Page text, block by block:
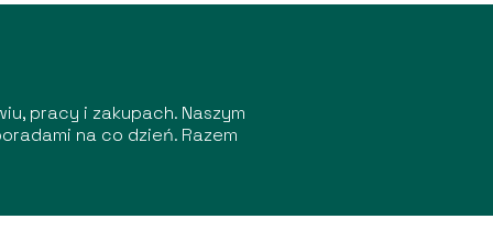
pracy i zakupach. Naszym
na co dzień. Razem